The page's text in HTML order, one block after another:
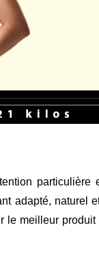
particulière
adapté, naturel
le meilleur